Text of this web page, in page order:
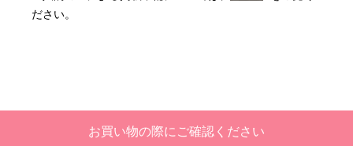
【注文からどのくらいで届きましたか？】
二週間ほどです。
ださい。
お買い物の際にご確認ください